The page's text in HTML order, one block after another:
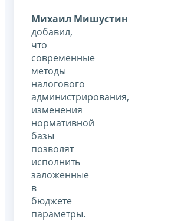
Михаил Мишустин
добавил,
что
современные
методы
налогового
администрирования,
изменения
нормативной
базы
позволят
исполнить
заложенные
в
бюджете
параметры.